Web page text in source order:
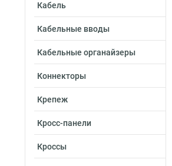
Кабель
Кабельные вводы
Кабельные органайзеры
Коннекторы
Крепеж
Кросс-панели
Кроссы